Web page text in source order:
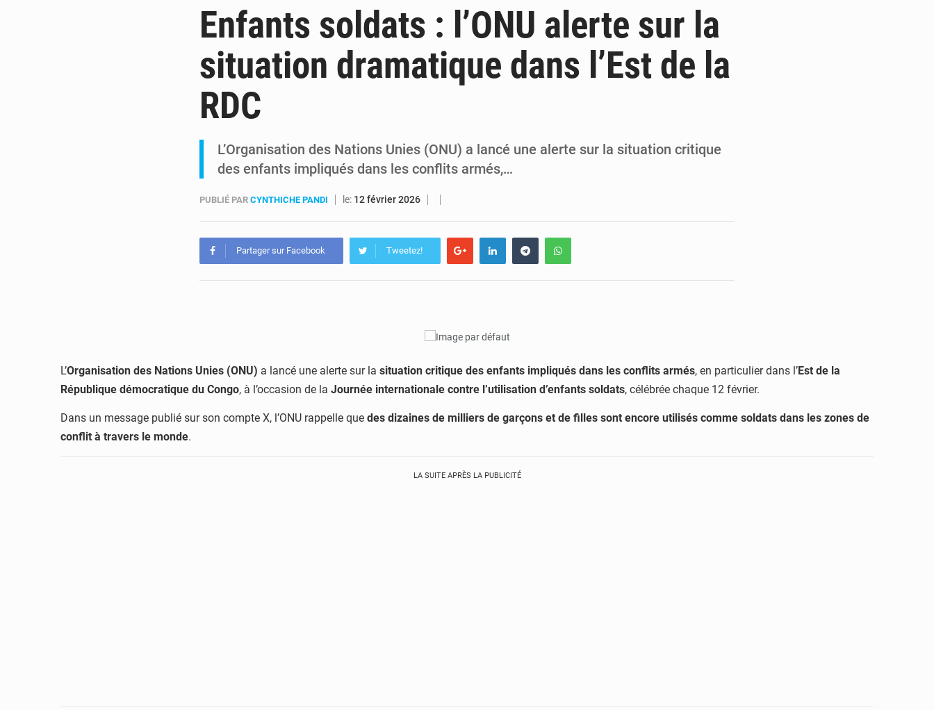
7 août 2026 RDC : Kinshasa annonce des analyses croisées après des allégations sur des traces d’uranium dans le cobalt exporté
6 août 2026 Comment des milliers d’Africains protègent et font fructifier leur argent avec l’USDT
Enfants soldats : l’ONU alerte sur la
situation dramatique dans l’Est de la
RDC
L’Organisation des Nations Unies (ONU) a lancé une alerte sur la situation critique
des enfants impliqués dans les conflits armés,…
PUBLIÉ PAR CYNTHICHE PANDI le: 12 février 2026
Partager sur Facebook Tweetez!
L’Organisation des Nations Unies (ONU) a lancé une alerte sur la situation critique des enfants impliqués dans les conflits armés, en particulier dans l’Est de la
République démocratique du Congo, à l’occasion de la Journée internationale contre l’utilisation d’enfants soldats, célébrée chaque 12 février.
Dans un message publié sur son compte X, l’ONU rappelle que des dizaines de milliers de garçons et de filles sont encore utilisés comme soldats dans les zones de
conflit à travers le monde.
LA SUITE APRÈS LA PUBLICITÉ